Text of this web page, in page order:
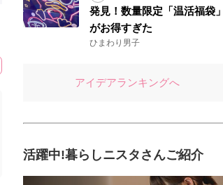
発見！数量限定「温活福袋」
がお得すぎた
ひまわり男子
アイデアランキングへ
活躍中!暮らしニスタさんご紹介